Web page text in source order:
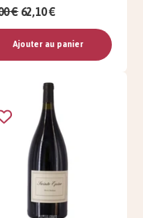
€62,10 €
Ajouter au panier